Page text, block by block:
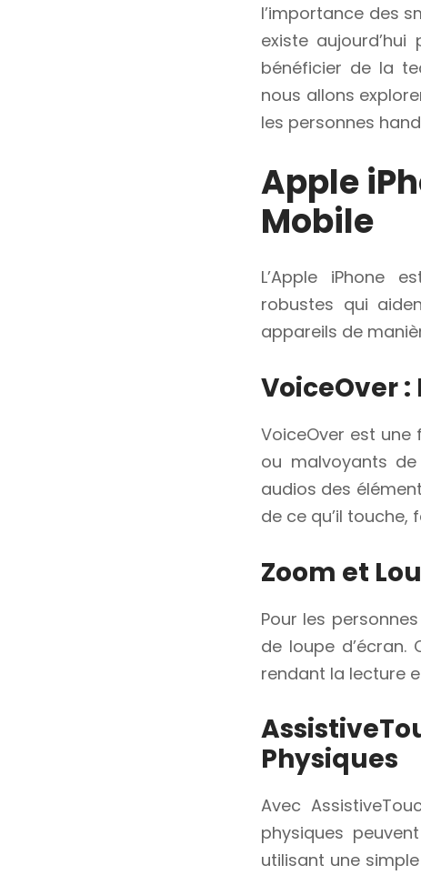
l’importance des
existe
bénéficier de la
nous allons
les personnes
Apple
Mobile
L’Apple iPhone
robustes qui
appareils de
VoiceOver :
VoiceOver est
ou malvoyants
audios des
de ce qu’il touche,
Zoom et
Pour les
de loupe
rendant la lecture
Physiques
Avec
physiques
utilisant une